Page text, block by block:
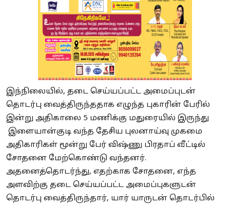
இந்நிலையில், தடை செய்யப்பட்ட அமைப்புடன்
தொடர்பு வைத்திருந்ததாக எழுந்த புகாரின் பேரில்
இன்று அதிகாலை 5 மணிக்கு மதுரையில் இருந்து
இளையான்குடி வந்த தேசிய புலனாய்வு முகமை
அதிகாரிகள் மூன்று பேர் விஷ்ணு பிரதாப் வீட்டில்
சோதனை மேற்கொண்டு வந்தனர்.
அதனைத்தொடர்ந்து, எதற்காக சோதனை, எந்த
அளவிற்கு தடை செய்யப்பட்ட அமைப்புகளுடன்
தொடர்பு வைத்திருந்தார், யார் யாருடன் தொடர்பில்